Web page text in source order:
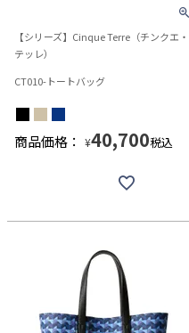
【シリーズ】Cinque Terre（チンクエ・
テッレ）
CT010-トートバッグ
商品価格： ¥40,700税込